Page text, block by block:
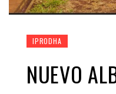
IPRODHA
NUEVO